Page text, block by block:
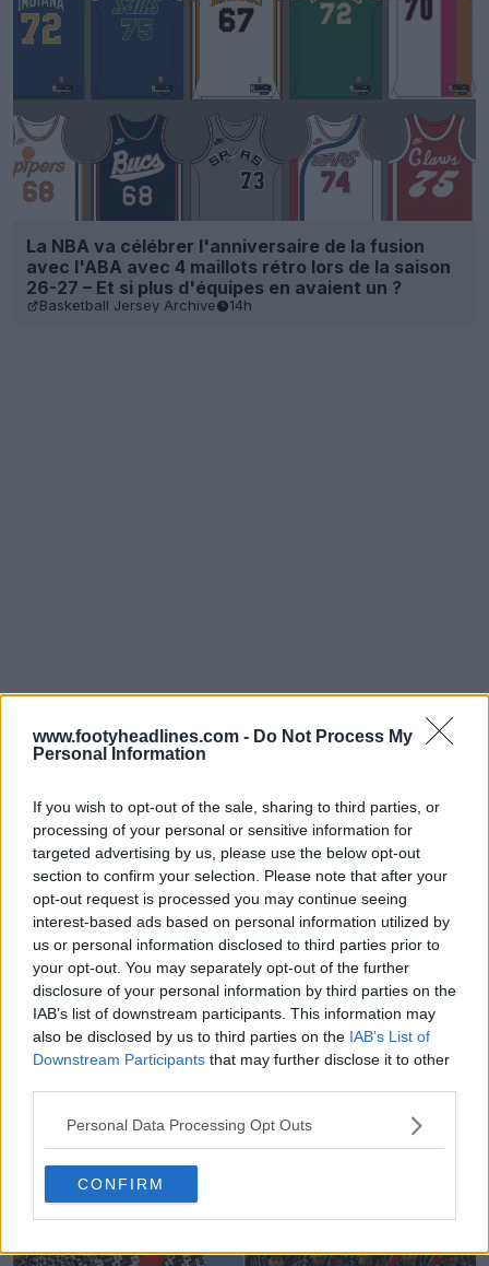
www.footyheadlines.com - Do Not Process My
Personal Information
If you wish to opt-out of the sale, sharing to third parties, or
processing of your personal or sensitive information for
targeted advertising by us, please use the below opt-out
section to confirm your selection. Please note that after your
opt-out request is processed you may continue seeing
interest-based ads based on personal information utilized by
us or personal information disclosed to third parties prior to
your opt-out. You may separately opt-out of the further
disclosure of your personal information by third parties on the
IAB’s list of downstream participants. This information may
also be disclosed by us to third parties on the IAB’s List of
Downstream Participants that may further disclose it to other
Personal Data Processing Opt Outs
CONFIRM
La NBA va célébrer l'anniversaire de la fusion
avec l'ABA avec 4 maillots rétro lors de la saison
26-27 – Et si plus d'équipes en avaient un ?
Basketball Jersey Archive 14h
Exclusivité : des images des chaussures Reebok
Sidewinder 2027 aux couleurs audacieuses ont
12m